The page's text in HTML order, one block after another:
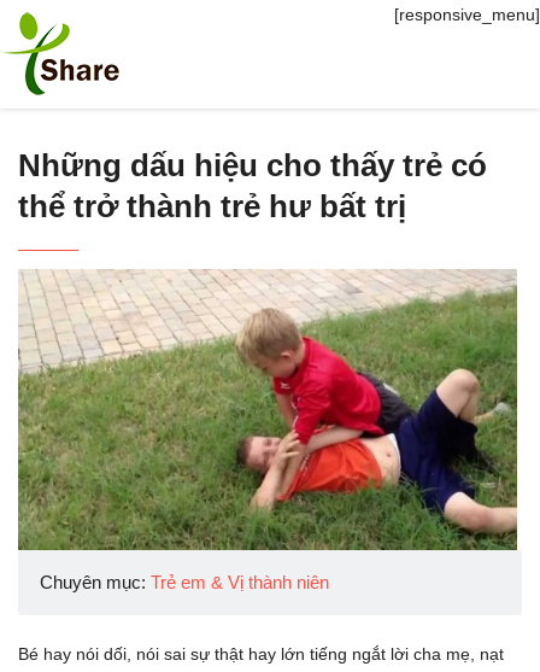
[responsive_menu]
Những dấu hiệu cho thấy trẻ có
thể trở thành trẻ hư bất trị
Chuyên mục: Trẻ em & Vị thành niên
Bé hay nói dối, nói sai sự thật hay lớn tiếng ngắt lời cha mẹ, nạt